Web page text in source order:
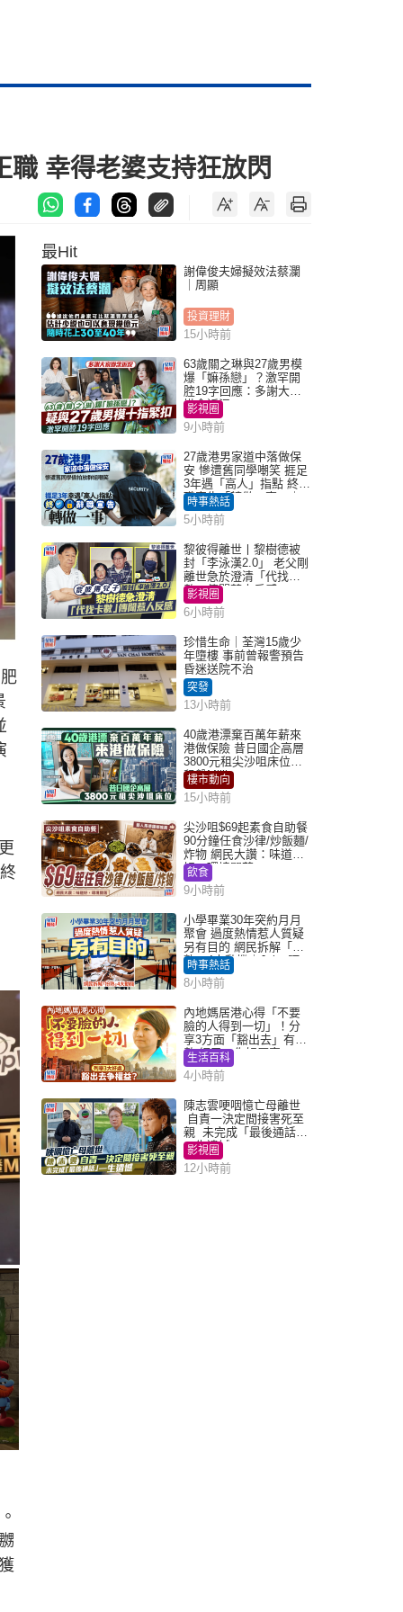
職 幸得老婆支持狂放閃
最Hit
謝偉俊夫婦擬效法蔡瀾
｜周顯
投資理財
15小時前
63歲關之琳與27歲男模
爆「嫲孫戀」？激罕開
腔19字回應：多謝大家
掛念近況
影視圈
9小時前
27歲港男家道中落做保
安 慘遭舊同學嘲笑 捱足
3年遇「高人」指點 終辭
職宣告「轉做一事」｜
Juicy叮
時事熱話
5小時前
黎彼得離世丨黎樹德被
封「李泳漢2.0」 老父剛
離世急於澄清「代找卡
數」傳聞惹人反感
影視圈
6小時前
珍惜生命｜荃灣15歲少
年墮樓 事前曾報警預告
昏迷送院不治
突發
13小時前
40歲港漂棄百萬年薪來
港做保險 昔日國企高層
3800元租尖沙咀床位｜
租盤Million
樓市動向
15小時前
尖沙咀$69起素食自助餐
90分鐘任食沙律/炒飯麵/
炸物 網民大讚：味道
好，環境闊落
飲食
9小時前
小學畢業30年突約月月
聚會 過度熱情惹人質疑
另有目的 網民拆解「扮
熟」4大動機｜Juicy叮
時事熱話
8小時前
內地媽居港心得「不要
臉的人得到一切」！分
享3方面「豁出去」有著
數 網民：你好厲害
生活百科
4小時前
陳志雲哽咽憶亡母離世
自責一決定間接害死至
親 未完成「最後通話」
一生遺憾
影視圈
12小時前